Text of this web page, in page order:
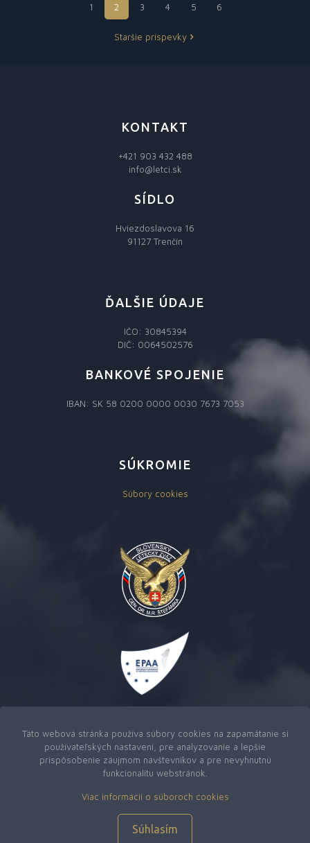
1 2 3 4 5 6
Staršie príspevky
KONTAKT
+421 903 432 488
info@letci.sk
SÍDLO
Hviezdoslavova 16
91127 Trenčín
ĎALŠIE ÚDAJE
IČO: 30845394
DIČ: 0064502576
BANKOVÉ SPOJENIE
IBAN: SK 58 0200 0000 0030 7673 7053
SÚKROMIE
Súbory cookies
|Webová stránka od M-Create
Táto webová stránka používa súbory cookies na zapamätanie si
používateľských nastavení, pre analyzovanie a lepšie
prispôsobenie záujmom návštevníkov a pre nevyhnutnú
funkcionalitu webstránok.
Viac informácií o súboroch cookies
Súhlasím